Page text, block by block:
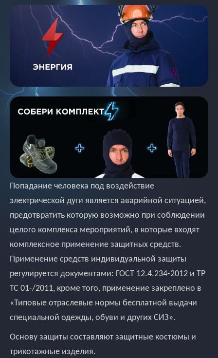
Попадание человека под воздействие
электрической дуги является аварийной ситуацией,
предотвратить которую возможно при соблюдении
целого комплекса мероприятий, в которые входят
комплексное применение защитных средств.
Применение средств индивидуальной защиты
регулируется документами: ГОСТ 12.4.234-2012 и ТР
ТС 01-/2011, кроме того, применение закреплено в
«Типовые отраслевые нормы бесплатной выдачи
специальной одежды, обуви и других СИЗ».
Основу защиты составляют защитные костюмы и
трикотажные изделия.